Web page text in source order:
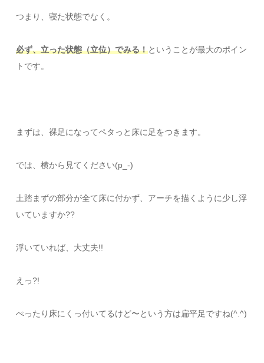
つまり、寝た状態でなく。
必ず、立った状態（立位）でみる！ということが最大のポイン
トです。
まずは、裸足になってペタっと床に足をつきます。
では、横から見てください(p_-)
土踏まずの部分が全て床に付かず、アーチを描くように少し浮
いていますか??
浮いていれば、大丈夫!!
えっ?!
ぺったり床にくっ付いてるけど〜という方は扁平足ですね(^.^)